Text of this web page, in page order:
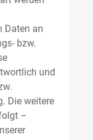
Daten an
bzw.
und
Die weitere
–